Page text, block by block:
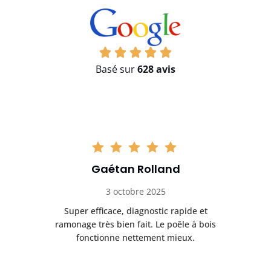
Basé sur628 avis
Gaétan Rolland
3 octobre 2025
Super efficace, diagnostic rapide et
ramonage très bien fait. Le poêle à bois
fonctionne nettement mieux.